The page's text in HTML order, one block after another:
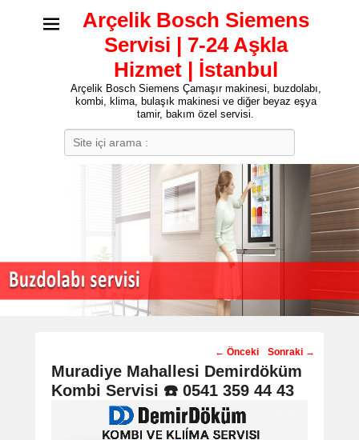
Arçelik Bosch Siemens
Servisi | 7-24 Aşkla
Hizmet | İstanbul
Arçelik Bosch Siemens Çamaşır makinesi, buzdolabı,
kombi, klima, bulaşık makinesi ve diğer beyaz eşya
tamir, bakım özel servisi.
Post
navigation
← Önceki Sonraki →
Muradiye Mahallesi Demirdöküm
Kombi Servisi ☎️ 0541 359 44 43